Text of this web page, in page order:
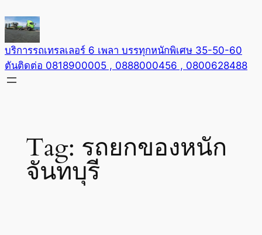
to
content
บริการรถเทรลเลอร์ 6 เพลา บรรทุกหนักพิเศษ 35-50-60
ตันติดต่อ 0818900005 , 0888000456 , 0800628488
Tag: รถยกของหนัก
จันทบุรี